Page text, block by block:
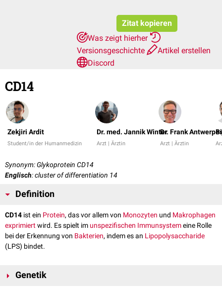
Zitat kopieren
Was zeigt hierher
Versionsgeschichte
Artikel erstellen
Discord
CD14
Zekjiri Ardit
Student/in der Humanmedizin
Dr. med. Jannik Winter
Arzt | Ärztin
Dr. Frank
Arzt | Ärztin
Synonym: Glykoprotein CD14
Englisch: cluster of differentiation 14
Definition
CD14 ist ein Protein, das vor allem von Monozyten und Makrophagen
exprimiertwird. Es spielt im unspezifischen Immunsystemeine Rolle
bei der Erkennung von Bakterien, indem es an Lipopolysaccharide
(LPS) bindet.
Genetik